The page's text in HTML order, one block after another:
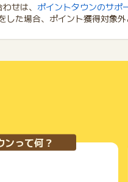
せは、 ポイントタウンのサポ
した場合、ポイント獲得対象外
ンって何？